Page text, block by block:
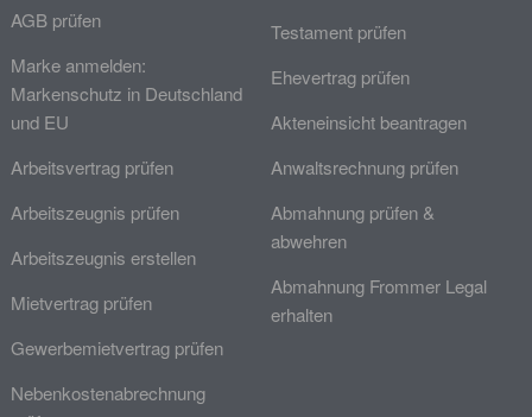
AGB prüfen
Marke anmelden:
Markenschutz in Deutschland
und EU
Arbeitsvertrag prüfen
Arbeitszeugnis prüfen
Arbeitszeugnis erstellen
Mietvertrag prüfen
Gewerbemietvertrag prüfen
Nebenkostenabrechnung
Testament prüfen
Ehevertrag prüfen
Akteneinsicht beantragen
Anwaltsrechnung prüfen
Abmahnung prüfen &
abwehren
Abmahnung Frommer Legal
erhalten